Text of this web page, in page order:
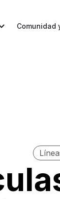
Comunidad